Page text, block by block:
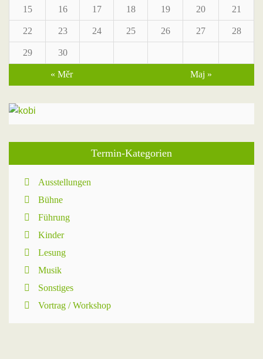
15 16 17 18 19 20 21
22 23 24 25 26 27 28
29 30
« Měr Maj »
Termin-Kategorien
Ausstellungen
Bühne
Führung
Kinder
Lesung
Musik
Sonstiges
Vortrag / Workshop